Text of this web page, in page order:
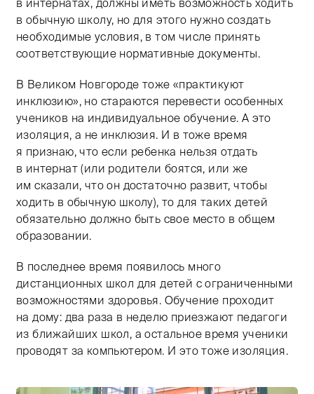
в интернатах, должны иметь возможность ходить
в обычную школу, но для этого нужно создать
необходимые условия, в том числе принять
соответствующие нормативные документы.
В Великом Новгороде тоже «практикуют
инклюзию», но стараются перевести особенных
учеников на индивидуальное обучение. А это
изоляция, а не инклюзия. И в тоже время
я признаю, что если ребенка нельзя отдать
в интернат (или родители боятся, или же
им сказали, что он достаточно развит, чтобы
ходить в обычную школу), то для таких детей
обязательно должно быть свое место в общем
образовании.
В последнее время появилось много
дистанционных школ для детей с ограниченными
возможностями здоровья. Обучение проходит
на дому: два раза в неделю приезжают педагоги
из ближайших школ, а остальное время ученики
проводят за компьютером. И это тоже изоляция.